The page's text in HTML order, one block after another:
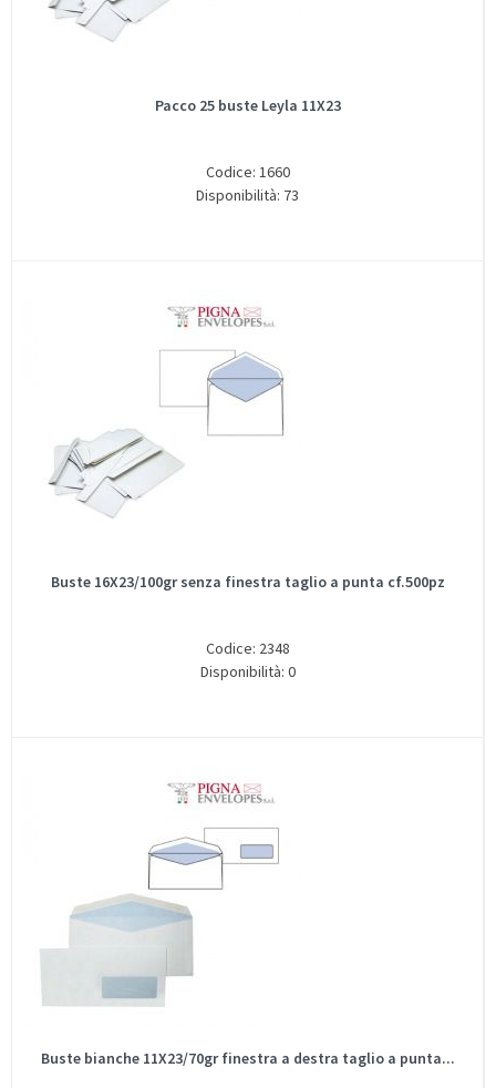
Pacco 25 buste Leyla 11X23
Codice: 1660
Disponibilità: 73
Buste 16X23/100gr senza finestra taglio a punta cf.500pz
Codice: 2348
Disponibilità: 0
Buste bianche 11X23/70gr finestra a destra taglio a punta...